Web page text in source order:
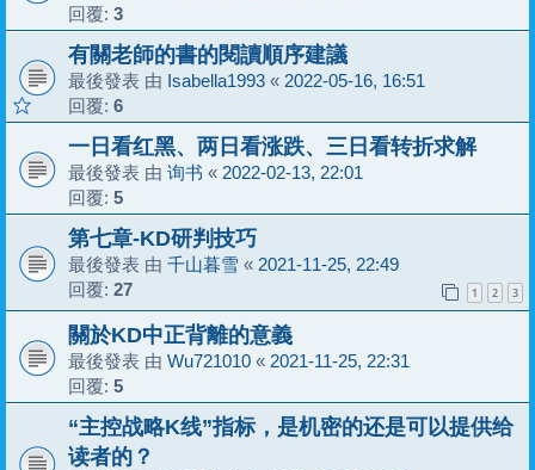
回覆: 3
有關老師的書的閱讀順序建議
最後發表 由 Isabella1993 « 2022-05-16, 16:51
回覆: 6
一日看红黑、两日看涨跌、三日看转折求解
最後發表 由 询书 « 2022-02-13, 22:01
回覆: 5
第七章-KD研判技巧
最後發表 由 千山暮雪 « 2021-11-25, 22:49
回覆: 27 1 2 3
關於KD中正背離的意義
最後發表 由 Wu721010 « 2021-11-25, 22:31
回覆: 5
“主控战略K线”指标，是机密的还是可以提供给
读者的？